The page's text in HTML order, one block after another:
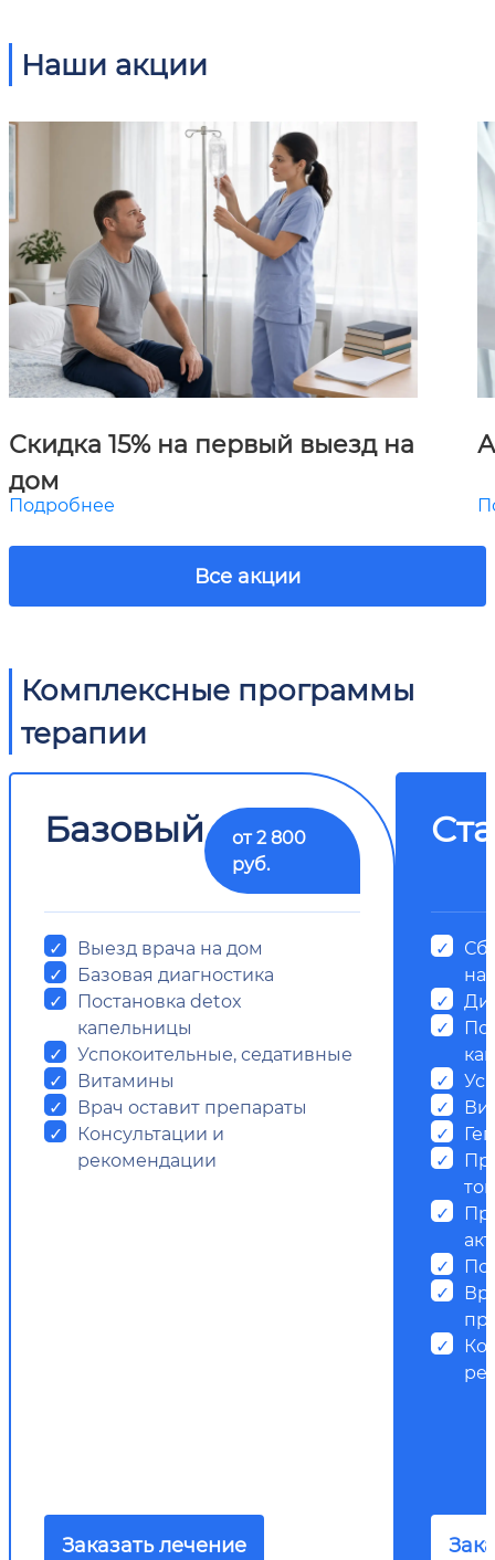
Наши акции
Скидка 15% на первый выезд на
дом
Подробнее
Все акции
Комплексные программы
терапии
Базовый
от 2 800
руб.
Выезд врача на дом
Базовая диагностика
Постановка detox
капельницы
Успокоительные, седативные
Витамины
Врач оставит препараты
Консультации и
рекомендации
Заказать лечение
на